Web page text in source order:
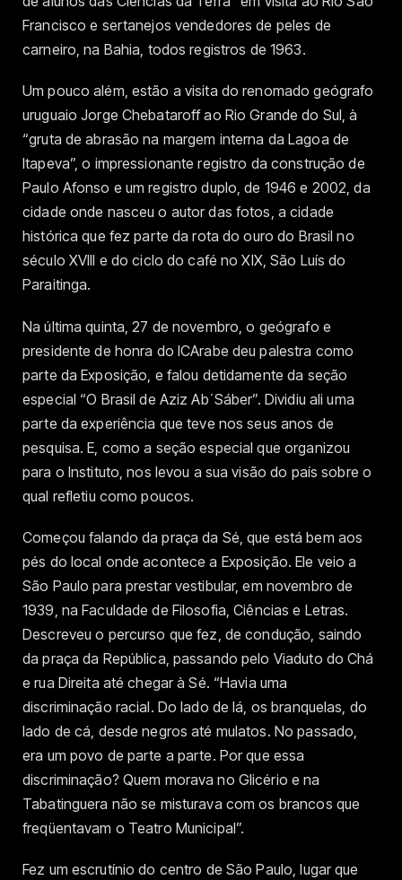
Francisco e sertanejos vendedores de peles de
carneiro, na Bahia, todos registros de 1963.
Um pouco além, estão a visita do renomado geógrafo
uruguaio Jorge Chebataroff ao Rio Grande do Sul, à
“gruta de abrasão na margem interna da Lagoa de
Itapeva”, o impressionante registro da construção de
Paulo Afonso e um registro duplo, de 1946 e 2002, da
cidade onde nasceu o autor das fotos, a cidade
histórica que fez parte da rota do ouro do Brasil no
século XVIII e do ciclo do café no XIX, São Luís do
Paraitinga.
Na última quinta, 27 de novembro, o geógrafo e
presidente de honra do ICArabe deu palestra como
parte da Exposição, e falou detidamente da seção
especial “O Brasil de Aziz Ab´Sáber”. Dividiu ali uma
parte da experiência que teve nos seus anos de
pesquisa. E, como a seção especial que organizou
para o Instituto, nos levou a sua visão do país sobre o
qual refletiu como poucos.
Começou falando da praça da Sé, que está bem aos
pés do local onde acontece a Exposição. Ele veio a
São Paulo para prestar vestibular, em novembro de
1939, na Faculdade de Filosofia, Ciências e Letras.
Descreveu o percurso que fez, de condução, saindo
da praça da República, passando pelo Viaduto do Chá
e rua Direita até chegar à Sé. “Havia uma
discriminação racial. Do lado de lá, os branquelas, do
lado de cá, desde negros até mulatos. No passado,
era um povo de parte a parte. Por que essa
discriminação? Quem morava no Glicério e na
Tabatinguera não se misturava com os brancos que
freqüentavam o Teatro Municipal”.
Fez um escrutínio do centro de São Paulo, lugar que